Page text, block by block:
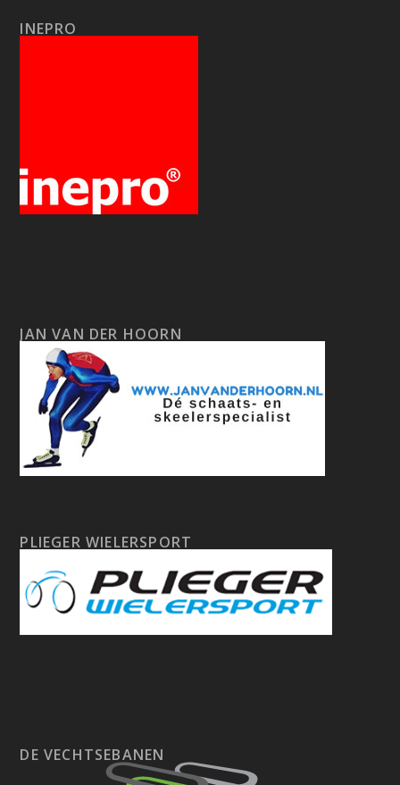
INEPRO
JAN VAN DER HOORN
PLIEGER WIELERSPORT
DE VECHTSEBANEN